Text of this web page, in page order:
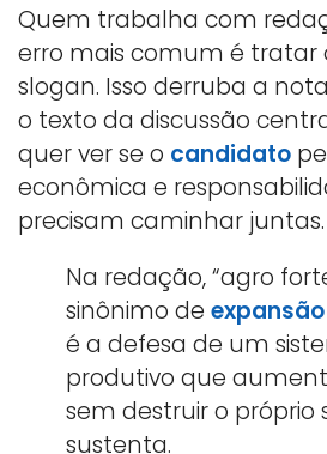
Quem trabalha com
erro mais comum é tratar
slogan. Isso derruba a
o texto da discussão
quer ver se o candidato
econômica e
precisam caminhar juntas.
Na redação, “agro
sinônimo de expansão
é a defesa de um
produtivo que
sem destruir o próprio
sustenta.